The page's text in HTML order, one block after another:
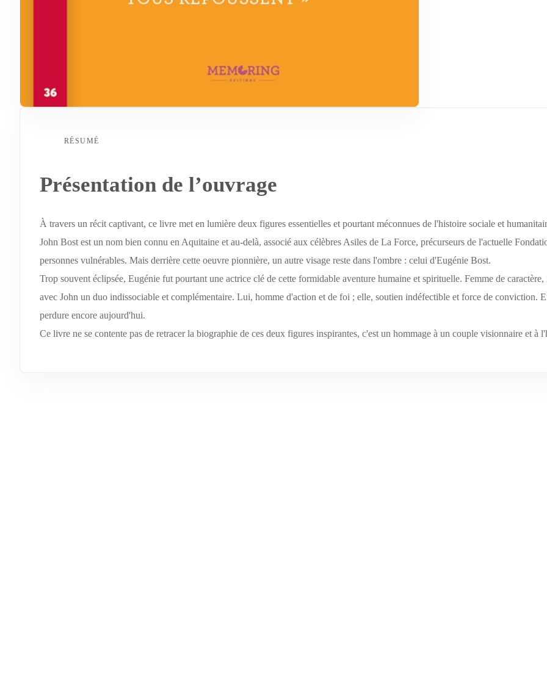
RÉSUMÉ
Présentation de l’ouvrage
À travers un récit captivant, ce livre met en lumière deux figures essentielles et pourtant méconnues de l'histoire sociale et
John Bost est un nom bien connu en Aquitaine et au-delà, associé aux célèbres Asiles de La Force, précurseurs de l'actuelle
personnes vulnérables. Mais derrière cette oeuvre pionnière, un autre visage reste dans l'ombre : celui d'Eugénie Bost.
Trop souvent éclipsée, Eugénie fut pourtant une actrice clé de cette formidable aventure humaine et spirituelle. Femme de
avec John un duo indissociable et complémentaire. Lui, homme d'action et de foi ; elle, soutien indéfectible et force de conviction.
perdure encore aujourd'hui.
Ce livre ne se contente pas de retracer la biographie de ces deux figures inspirantes, c'est un hommage à un couple visionnaire et à